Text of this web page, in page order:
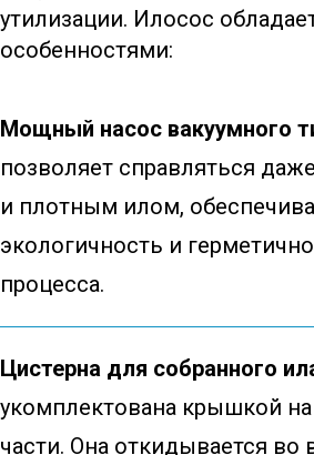
утилизации. Илосос
особенностями:
Мощный насос вакуумного
позволяет справляться
и плотным илом,
экологичность и
процесса.
Цистерна для собранного
укомплектована крышкой
части. Она откидывается во